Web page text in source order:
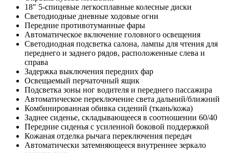
18" 5-спицевые легкосплавные колесные диски
Светодиодные дневные ходовые огни
Передние противотуманные фары
Автоматическое включение головного освещения
Светодиодная подсветка салона, лампы для чтения для
переднего и заднего рядов, расположенные слева и
справа
Задержка выключения передних фар
Освещаемый перчаточный ящик
Подсветка зоны ног водителя и переднего пассажира
Автоматическое переключение света дальний/ближний
Комбинированная обивка сидений (ткань/кожа)
Заднее сиденье, складывающееся в соотношении 60/40
Передние сиденья с усиленной боковой поддержкой
Кожаная отделка рычага переключения передач
Автоматически затемняющееся внутреннее зеркало